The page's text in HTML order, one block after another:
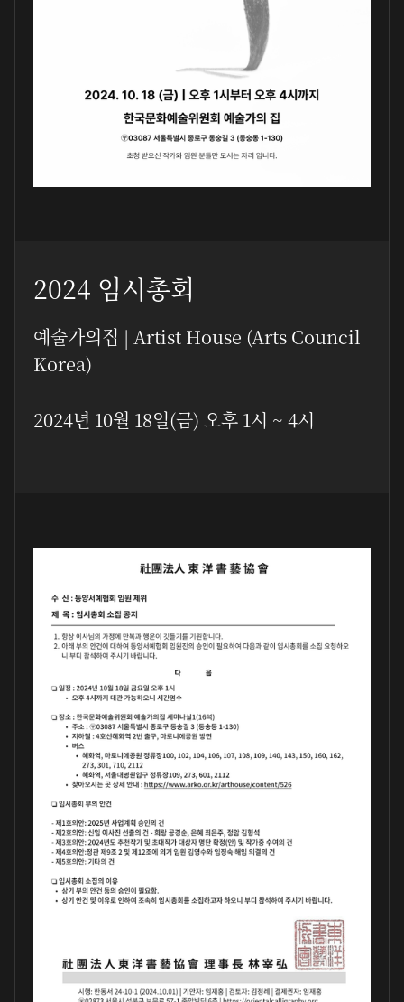
2024 임시총회
예술가의집 | Artist House (Arts Council
Korea)
2024년 10월 18일(금) 오후 1시 ~ 4시